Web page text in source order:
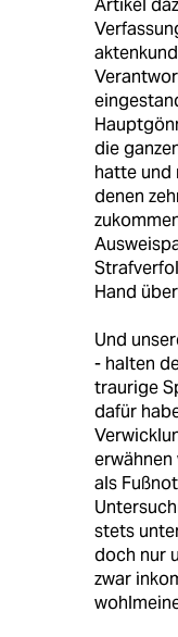
die
hatte und
denen
Hand
Und
- halten
traurige
dafür
als
stets
doch nur
zwar